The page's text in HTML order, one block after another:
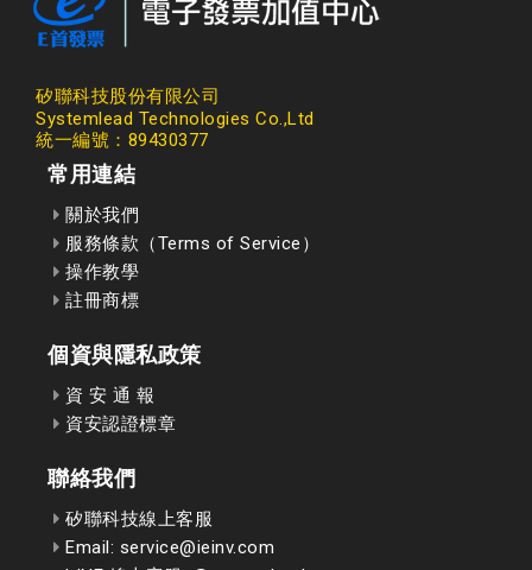
矽聯科技股份有限公司
Systemlead Technologies Co.,Ltd
統一編號：89430377
常用連結
關於我們
服務條款（Terms of Service）
操作教學
註冊商標
個資與隱私政策
資 安 通 報
資安認證標章
聯絡我們
矽聯科技線上客服
Email: service@ieinv.com